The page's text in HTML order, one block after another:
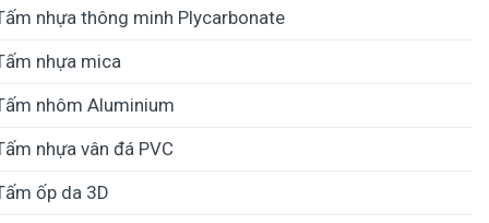
nhựa thông minh Plycarbonate
nhựa mica
nhôm Aluminium
nhựa vân đá PVC
ốp da 3D